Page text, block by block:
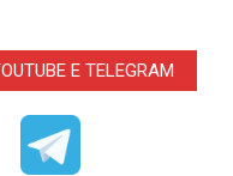
E TELEGRAM